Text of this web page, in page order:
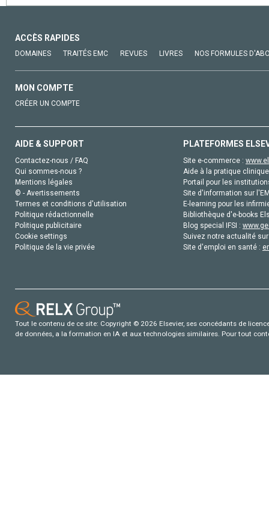
ACCÈS RAPIDES
DOMAINES TRAITÉS EMC REVUES LIVRES NOS FORMULES
MON COMPTE
CRÉER UN COMPTE
AIDE & SUPPORT
Contactez-nous / FAQ
Qui sommes-nous ?
Mentions légales
© - Avertissements
Termes et conditions d'utilisation
Politique rédactionnelle
Politique publicitaire
Cookie settings
Politique de la vie privée
PLATEFORMES
Site e-commerce :
Aide à la pratique
Portail pour les
Site d'information sur
E-learning pour les
Bibliothèque d'e-books
Blog special IFSI :
Suivez notre actualité
Site d'emploi en santé :
Tout le contenu de ce site: Copyright © 2026 Elsevier, ses concédants de
de données, a la formation en IA et aux technologies similaires. Pour tout